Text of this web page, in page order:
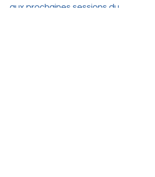
aux prochaines sessions du